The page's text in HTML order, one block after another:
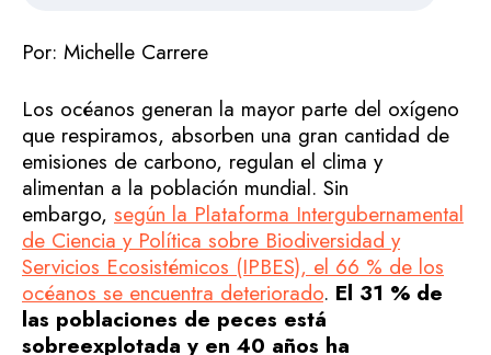
Por: Michelle Carrere
Los océanos generan la mayor parte del oxígeno
que respiramos, absorben una gran cantidad de
emisiones de carbono, regulan el clima y
alimentan a la población mundial. Sin
embargo, según la Plataforma Intergubernamental
de Ciencia y Política sobre Biodiversidad y
Servicios Ecosistémicos (IPBES), el 66 % de los
océanos se encuentra deteriorado. El 31 % de
las poblaciones de peces está
sobreexplotada y en 40 años ha